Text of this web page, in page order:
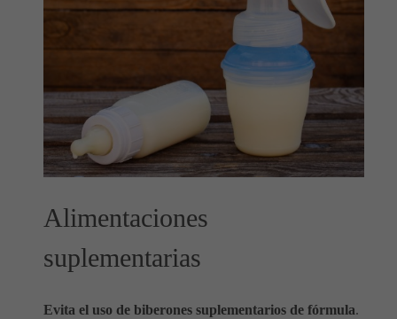
Alimentaciones
suplementarias
Evita el uso de biberones suplementarios de fórmula.